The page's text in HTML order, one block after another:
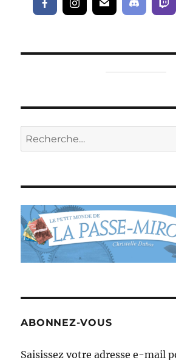
Recherche
pour :
ABONNEZ-VOUS
Saisissez votre adresse e-mail